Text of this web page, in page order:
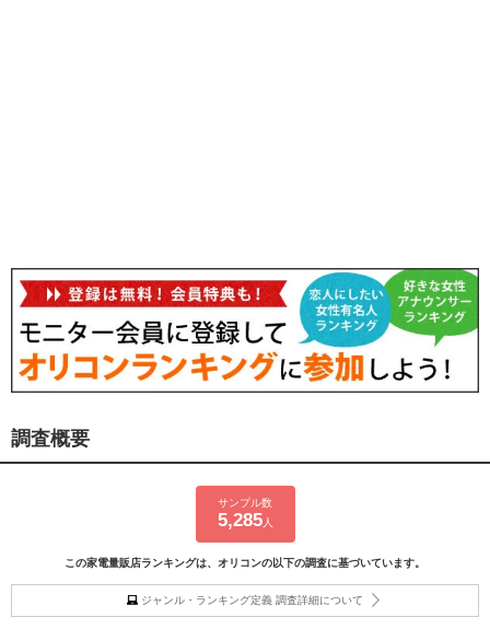
調査概要
サンプル数
5,285人
この家電量販店ランキングは、オリコンの以下の調査に基づいています。
ジャンル・ランキング定義 調査詳細について